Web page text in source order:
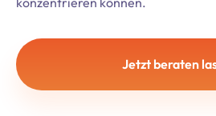
Jetzt beraten